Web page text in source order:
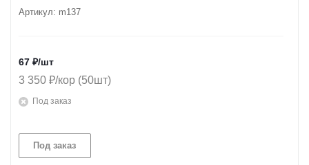
Артикул: m137
67 ₽/шт
3 350 ₽/кор (50шт)
Под заказ
Под заказ